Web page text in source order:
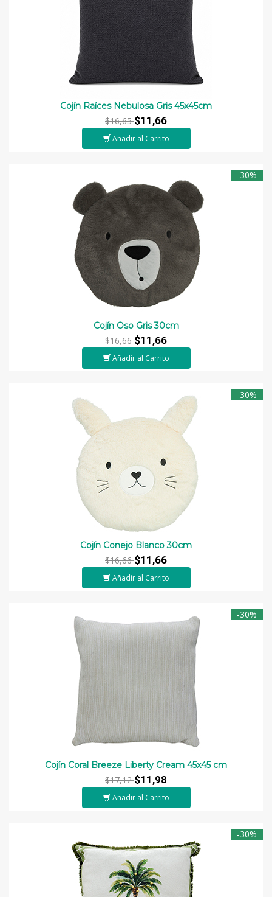
Cojín Raíces Nebulosa Gris 45x45cm
$16,65$11,66
Añadir al Carrito
-30%
Cojín Oso Gris 30cm
$16,66$11,66
Añadir al Carrito
-30%
Cojín Conejo Blanco 30cm
$16,66$11,66
Añadir al Carrito
-30%
Cojín Coral Breeze Liberty Cream 45x45 cm
$17,12$11,98
Añadir al Carrito
-30%